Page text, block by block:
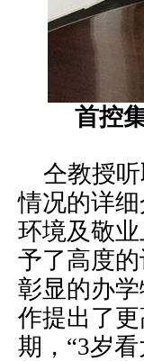
首控
仝教授听
情况的详
环境及敬
予了高度
彰显的办
作提出了
期，“3岁